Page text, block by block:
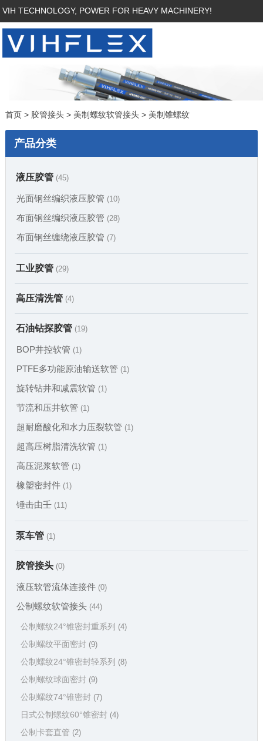
VIH TECHNOLOGY, POWER FOR HEAVY MACHINERY!
首页 > 胶管接头> 美制螺纹软管接头> 美制锥螺纹
产品分类
液压胶管 (45)
光面钢丝编织液压胶管 (10)
布面钢丝编织液压胶管 (28)
布面钢丝缠绕液压胶管 (7)
工业胶管 (29)
高压清洗管 (4)
石油钻探胶管 (19)
BOP井控软管 (1)
PTFE多功能原油输送软管 (1)
旋转钻井和减震软管 (1)
节流和压井软管 (1)
超耐磨酸化和水力压裂软管 (1)
超高压树脂清洗软管 (1)
高压泥浆软管 (1)
橡塑密封件 (1)
锤击由壬 (11)
泵车管 (1)
胶管接头 (0)
液压软管流体连接件 (0)
公制螺纹软管接头 (44)
公制螺纹24°锥密封重系列 (4)
公制螺纹平面密封 (9)
公制螺纹24°锥密封轻系列 (8)
公制螺纹球面密封 (9)
公制螺纹74°锥密封 (7)
日式公制螺纹60°锥密封 (4)
公制卡套直管 (2)